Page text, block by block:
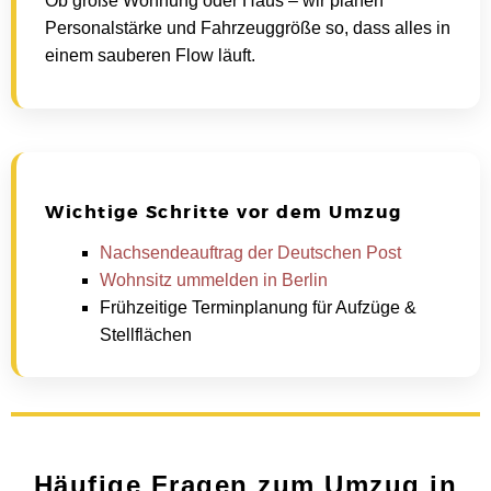
Personalstärke und Fahrzeuggröße so, dass alles in
einem sauberen Flow läuft.
Wichtige Schritte vor dem Umzug
Nachsendeauftrag der Deutschen Post
Wohnsitz ummelden in Berlin
Frühzeitige Terminplanung für Aufzüge &
Stellflächen